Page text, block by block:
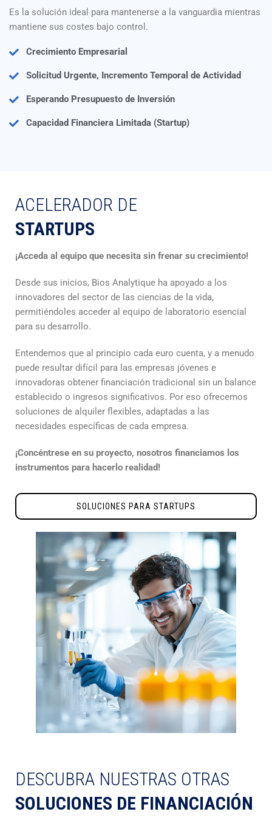
Es la solución ideal para mantenerse a la vanguardia mientras
mantiene sus costes bajo control.
Crecimiento Empresarial
Solicitud Urgente, Incremento Temporal de Actividad
Esperando Presupuesto de Inversión
Capacidad Financiera Limitada (Startup)
ACELERADOR DE
STARTUPS
¡Acceda al equipo que necesita sin frenar su crecimiento!
Desde sus inicios, Bios Analytique ha apoyado a los
innovadores del sector de las ciencias de la vida,
permitiéndoles acceder al equipo de laboratorio esencial
para su desarrollo.
Entendemos que al principio cada euro cuenta, y a menudo
puede resultar difícil para las empresas jóvenes e
innovadoras obtener financiación tradicional sin un balance
establecido o ingresos significativos. Por eso ofrecemos
soluciones de alquiler flexibles, adaptadas a las
necesidades específicas de cada empresa.
¡Concéntrese en su proyecto, nosotros financiamos los
instrumentos para hacerlo realidad!
SOLUCIONES PARA STARTUPS
DESCUBRA NUESTRAS OTRAS
SOLUCIONES DE FINANCIACIÓN